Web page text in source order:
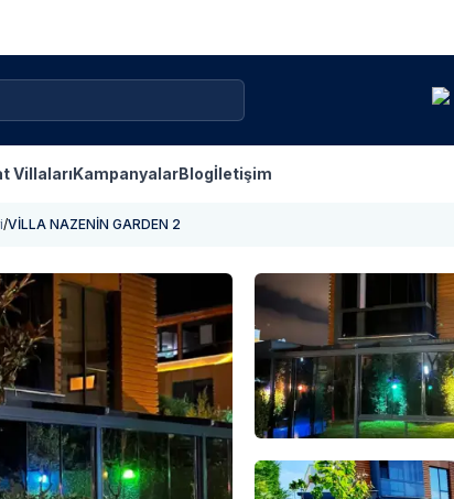
VillalarıKampanyalarBlogİletişim
/VİLLA NAZENİN GARDEN 2